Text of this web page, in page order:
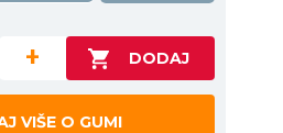
+
VIŠE O GUMI